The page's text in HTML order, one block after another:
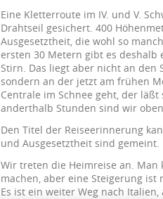
Eine Kletterroute im IV. und V.
Drahtseil gesichert. 400
Ausgesetztheit, die wohl so
ersten 30 Metern gibt es
Stirn. Das liegt aber nicht an den
sondern an der jetzt am frühen
Centrale im Schnee geht, der
anderthalb Stunden sind wir
Den Titel der Reiseerinnerung
und Ausgesetztheit sind gemeint.
Wir treten die Heimreise an.
machen, aber eine Steigerung
Es ist ein weiter Weg nach